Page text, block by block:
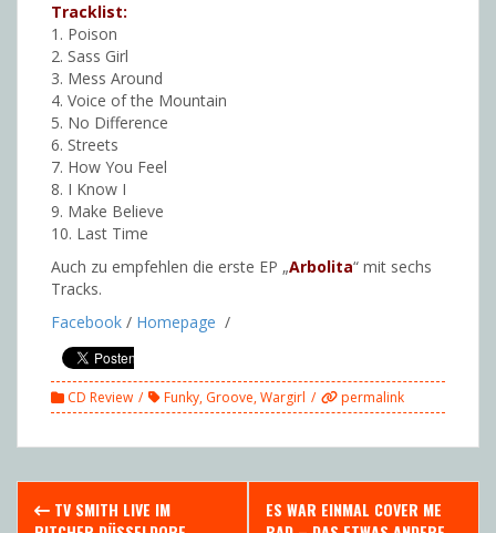
Tracklist:
1. Poison
2. Sass Girl
3. Mess Around
4. Voice of the Mountain
5. No Difference
6. Streets
7. How You Feel
8. I Know I
9. Make Believe
10. Last Time
Auch zu empfehlen die erste EP „Arbolita“ mit sechs
Tracks.
Facebook / Homepage /
CD Review Funky, Groove,Wargirl permalink
PostTV SMITH LIVE IM
ES WAR EINMAL COVER ME